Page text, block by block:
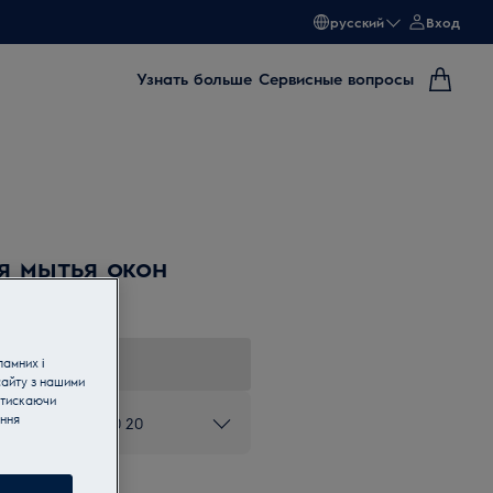
русский Вход
Узнать больше Сервисные вопросы
мытья окон
0 800 50 80 20
і
з нашими